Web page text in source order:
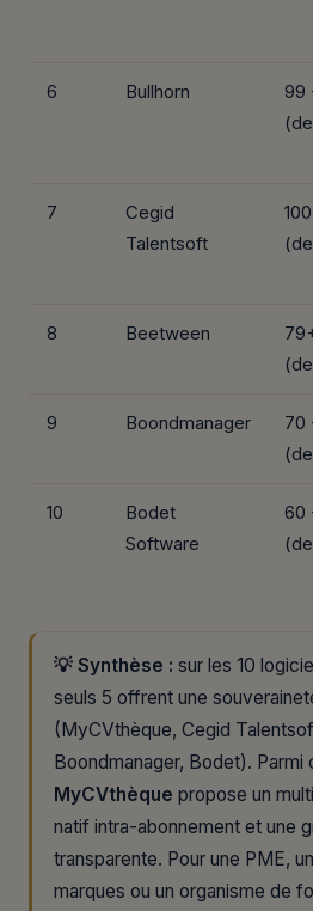
6 Bullhorn
99
7
Cegid
Talentsoft
8 Beetween
9 Boondmanager
70
10
Bodet
Software
60
💡 Synthèse : sur les 10
seuls 5 offrent une
(MyCVthèque, Cegid
Boondmanager, Bodet). Parmi
MyCVthèque propose un
natif intra-abonnement et une
transparente. Pour une PME,
marques ou un organisme de